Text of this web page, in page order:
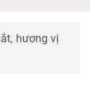
hương vị